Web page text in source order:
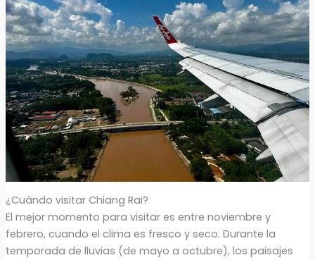
¿Cuándo visitar Chiang Rai?
El mejor momento para visitar es entre noviembre y
febrero, cuando el clima es fresco y seco. Durante la
temporada de lluvias (de mayo a octubre), los paisajes